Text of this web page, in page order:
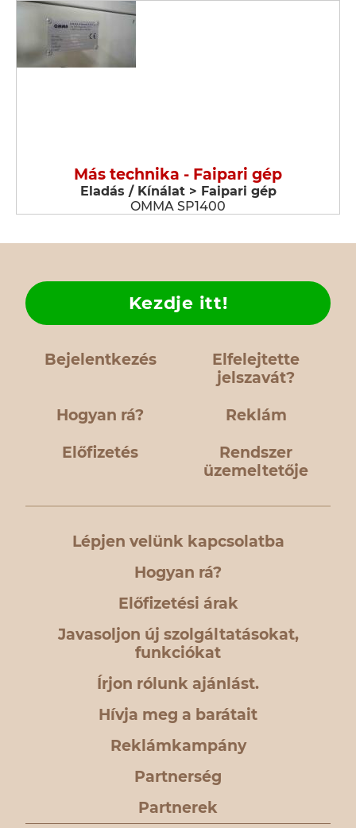
Más technika - Faipari gép
Eladás / Kínálat > Faipari gép
OMMA SP1400
Bejelentkezés
Elfelejtette
jelszavát?
Hogyan rá?
Kezdje itt!
Reklám
Előfizetés
Rendszer
üzemeltetője
Lépjen velünk kapcsolatba
Hogyan rá?
Előfizetési árak
Javasoljon új szolgáltatásokat,
funkciókat
Írjon rólunk ajánlást.
Hívja meg a barátait
Reklámkampány
Partnerség
Partnerek